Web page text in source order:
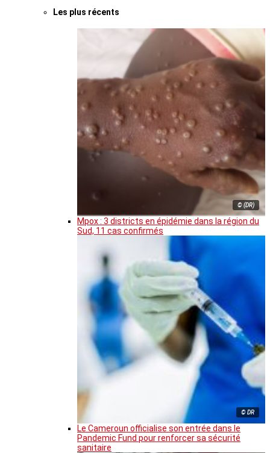
Les plus récents
© (DR)
Mpox : 3 districts en épidémie dans la région du
Sud, 11 cas confirmés
© DR
Le Cameroun officialise son entrée dans le
Pandemic Fund pour renforcer sa sécurité
sanitaire